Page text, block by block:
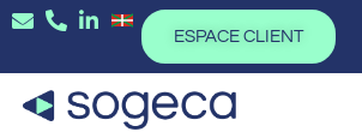
ESPACE CLIENT